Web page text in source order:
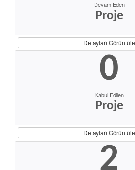
Devam Eden
Proje
Detayları Görüntüle
0
Kabul Edilen
Proje
Detayları Görüntüle
2